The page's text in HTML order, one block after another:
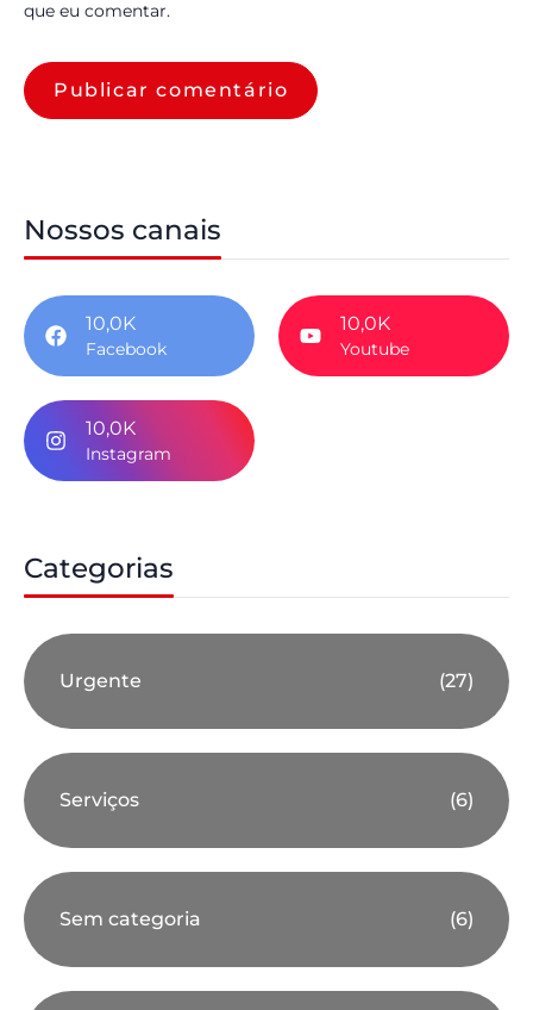
que eu comentar.
Nossos canais
10,0K
Facebook
10,0K
Youtube
10,0K
Instagram
Categorias
Urgente (27)
Serviços (6)
Sem categoria (6)